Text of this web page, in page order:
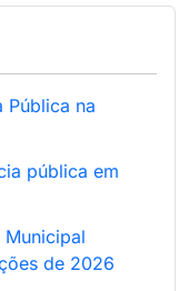
Pública na
pública em
de 2026